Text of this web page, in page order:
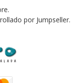
por Jumpseller.